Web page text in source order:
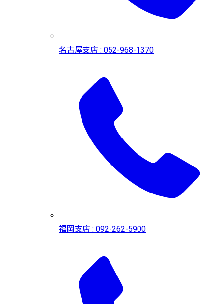
名古屋支店 : 052-968-1370
福岡支店 : 092-262-5900